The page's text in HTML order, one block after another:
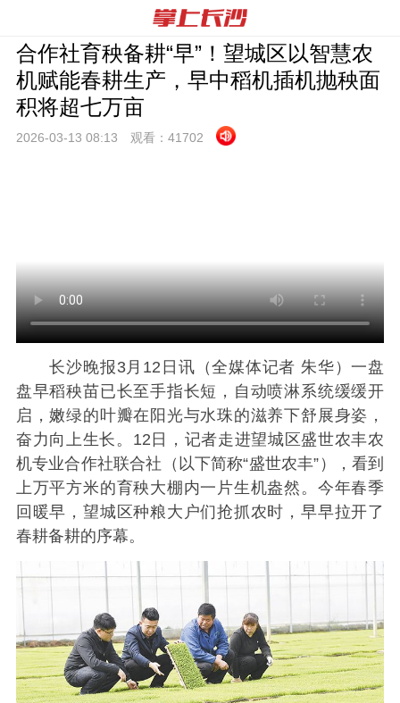
合作社育秧备耕“早”！望城区以智慧农
机赋能春耕生产，早中稻机插机抛秧面
积将超七万亩
2026-03-13 08:13 观看： 41702
长沙晚报3月12日讯（全媒体记者 朱华）一盘
盘早稻秧苗已长至手指长短，自动喷淋系统缓缓开
启，嫩绿的叶瓣在阳光与水珠的滋养下舒展身姿，
奋力向上生长。12日，记者走进望城区盛世农丰农
机专业合作社联合社（以下简称“盛世农丰”），看到
上万平方米的育秧大棚内一片生机盎然。今年春季
回暖早，望城区种粮大户们抢抓农时，早早拉开了
春耕备耕的序幕。